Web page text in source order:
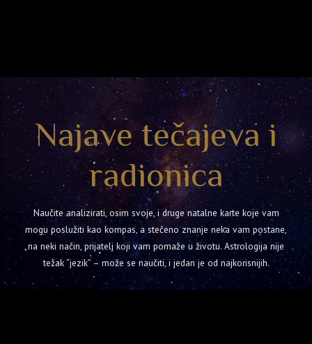
Najave tečajeva i
radionica
Naučite analizirati, osim svoje, i druge natalne karte koje vam
mogu poslužiti kao kompas, a stečeno znanje neka vam postane,
na neki način, prijatelj koji vam pomaže u životu. Astrologija nije
težak “jezik” – može se naučiti, i jedan je od najkorisnijih.